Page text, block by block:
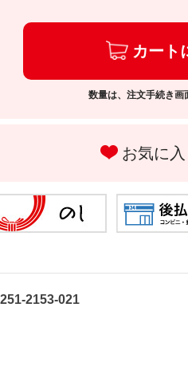
カート
数量は、注文手続き画
お気に
251-2153-021